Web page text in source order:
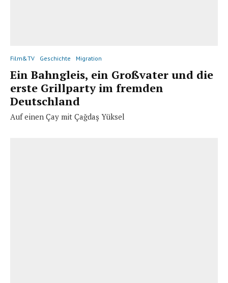
Film&TV Geschichte Migration
Ein Bahngleis, ein Großvater und die
erste Grillparty im fremden
Deutschland
Auf einen Çay mit Çağdaş Yüksel